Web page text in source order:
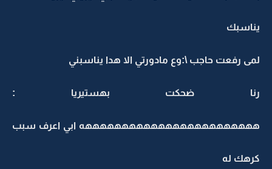
يناسبك
لمى رفعت حاجب \:وع مادورتي الا هدا يناسبني
رنا ضحكت بهستيريا :
ههههههههههههههههههههههههه ابي اعرف سبب
كرهك له